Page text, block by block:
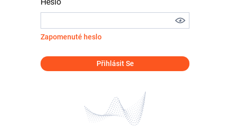
Zapomenuté heslo
Přihlásit Se